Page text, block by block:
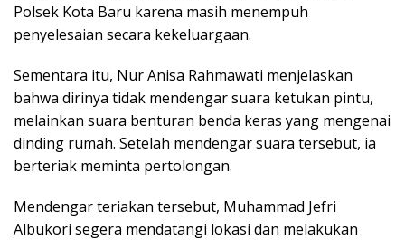
Polsek Kota Baru karena masih menempuh
penyelesaian secara kekeluargaan.
Sementara itu, Nur Anisa Rahmawati menjelaskan
bahwa dirinya tidak mendengar suara ketukan pintu,
melainkan suara benturan benda keras yang mengenai
dinding rumah. Setelah mendengar suara tersebut, ia
berteriak meminta pertolongan.
Mendengar teriakan tersebut, Muhammad Jefri
Albukori segera mendatangi lokasi dan melakukan